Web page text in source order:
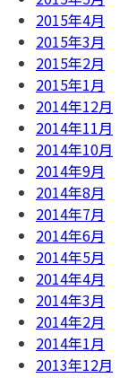
2015年4月
2015年3月
2015年2月
2015年1月
2014年12月
2014年11月
2014年10月
2014年9月
2014年8月
2014年7月
2014年6月
2014年5月
2014年4月
2014年3月
2014年2月
2014年1月
2013年12月